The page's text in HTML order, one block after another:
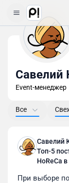
Савелий
Event-менеджер
Все
Савелий
Топ-5
HoReCa
При выборе